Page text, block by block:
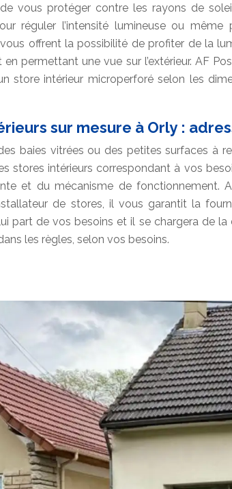
vous protéger contre les rayons de
réguler l’intensité lumineuse ou
offrent la possibilité de profiter de la
permettant une vue sur l’extérieur. AF
store intérieur microperforé selon les
sur mesure à Orly :
baies vitrées ou des petites surfaces à
stores intérieurs correspondant à vos
et du mécanisme de fonctionnement.
de stores, il vous garantit la
part de vos besoins et il se chargera de
les règles, selon vos besoins.